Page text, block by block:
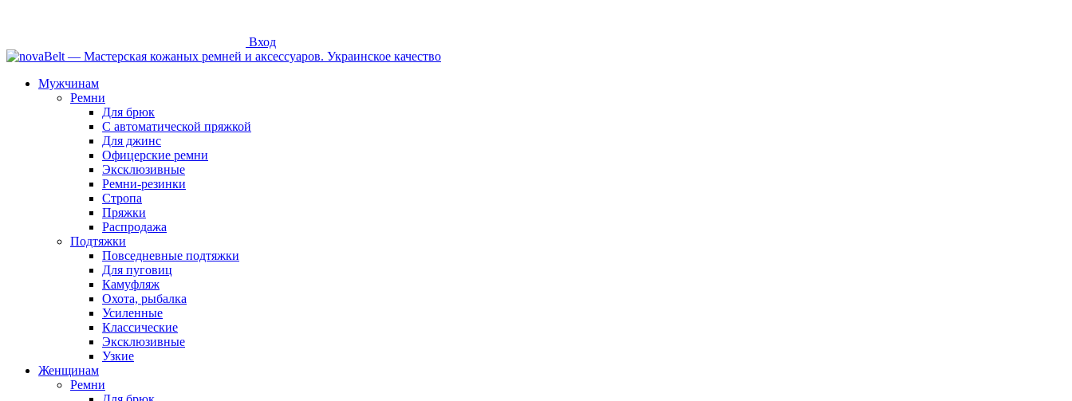
Вход
Мужчинам
Ремни
Для брюк
С автоматической пряжкой
Для джинс
Офицерские ремни
Эксклюзивные
Ремни-резинки
Стропа
Пряжки
Распродажа
Подтяжки
Повседневные подтяжки
Для пуговиц
Камуфляж
Охота, рыбалка
Усиленные
Классические
Эксклюзивные
Узкие
Женщинам
Ремни